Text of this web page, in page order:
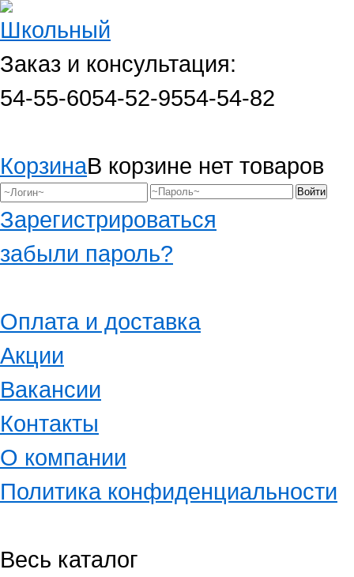
Заказ и консультация:
54-55-6054-52-9554-54-82
КорзинаВ корзине нет товаров
Зарегистрироваться
забыли пароль?
Оплата и доставка
Акции
Вакансии
Контакты
О компании
Политика конфиденциальности
Весь каталог